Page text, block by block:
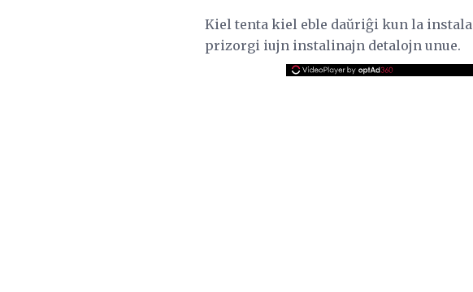
Kiel tenta kiel eble daŭriĝi kun la
prizorgi iujn instalinajn detalojn unue.